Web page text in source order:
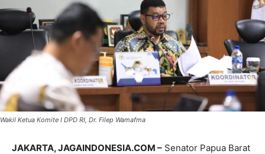
Wakil Ketua Komite I DPD RI, Dr. Filep Wamafma
JAKARTA, JAGAINDONESIA.COM – Senator Papua Barat